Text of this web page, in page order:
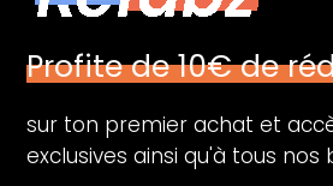
Profite de 10€ de
sur ton premier achat et
exclusives ainsi qu'à tous nos